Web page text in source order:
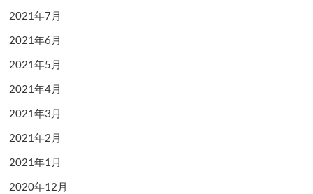
2021年7月
2021年6月
2021年5月
2021年4月
2021年3月
2021年2月
2021年1月
2020年12月